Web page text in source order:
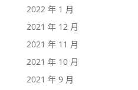
2022 年 1 月
2021 年 12 月
2021 年 11 月
2021 年 10 月
2021 年 9 月